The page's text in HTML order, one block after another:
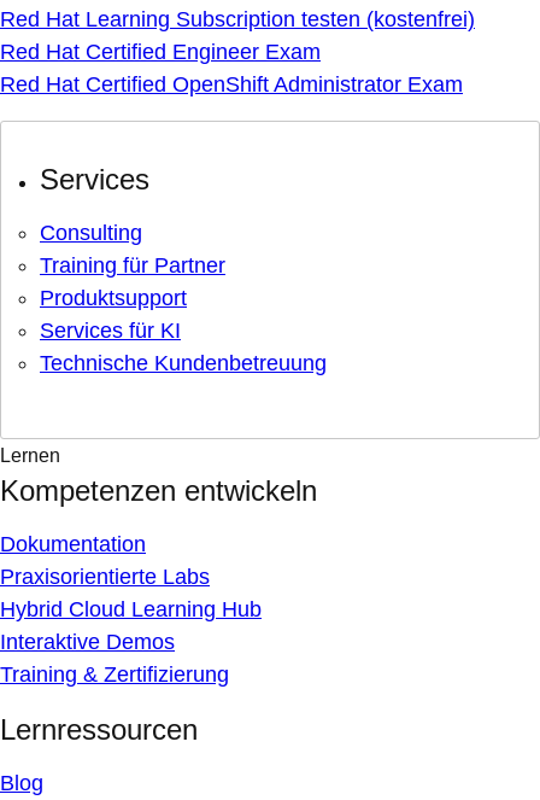
Red Hat Learning Subscription testen (kostenfrei)
Red Hat Certified Engineer Exam
Red Hat Certified OpenShift Administrator Exam
Services
Consulting
Training für Partner
Produktsupport
Services für KI
Technische Kundenbetreuung
Lernen
Kompetenzen entwickeln
Dokumentation
Praxisorientierte Labs
Hybrid Cloud Learning Hub
Interaktive Demos
Training & Zertifizierung
Lernressourcen
Blog